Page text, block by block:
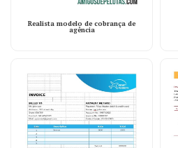
Realista modelo de cobrança de
agência